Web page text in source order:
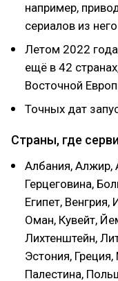
например,
сериалов из
Летом 2022
ещё в 42
Восточной
Точных дат
Страны, где
Албания, Алжир,
Герцеговина,
Египет,
Оман, Кувейт,
Лихтенштейн,
Эстония,
Палестина,